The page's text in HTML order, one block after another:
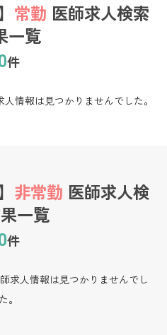
常勤 医師求人検索
一覧
件
情報は見つかりませんでした。
非常勤 医師求人検
一覧
件
求人情報は見つかりませんでし
た。